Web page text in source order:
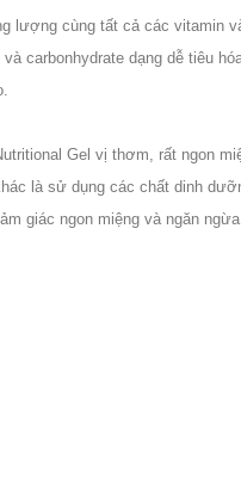
lượng cùng tất cả các vitamin
carbonhydrate dạng dễ tiêu
Gel vị thơm, rất ngon
là sử dụng các chất dinh
giác ngon miệng và ngăn